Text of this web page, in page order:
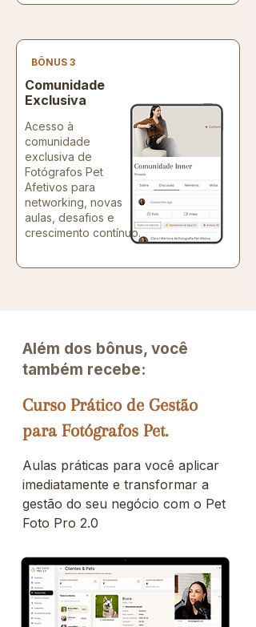
BÔNUS 3
Comunidade
Exclusiva
Acesso à
comunidade
exclusiva de
Fotógrafos Pet
Afetivos para
networking, novas
aulas, desafios e
crescimento contínuo.
Além dos bônus, você
também recebe:
Curso Prático de Gestão
para Fotógrafos Pet.
Aulas práticas para você aplicar
imediatamente e transformar a
gestão do seu negócio com o Pet
Foto Pro 2.0